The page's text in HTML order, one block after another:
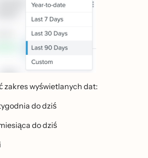
zakres wyświetlanych dat:
do dziś
do dziś